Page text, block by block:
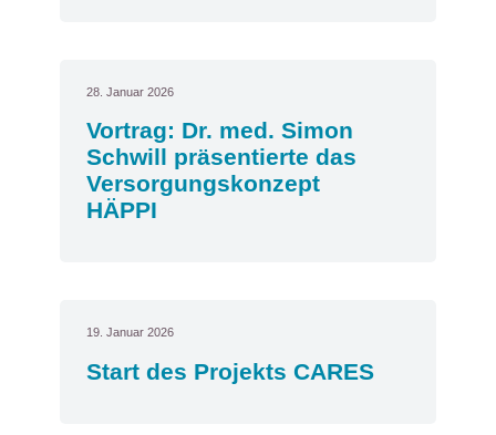
28. Januar 2026
Vortrag: Dr. med. Simon
Schwill präsentierte das
Versorgungskonzept
HÄPPI
19. Januar 2026
Start des Projekts CARES